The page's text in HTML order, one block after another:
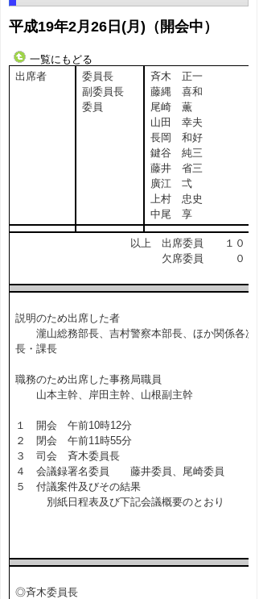
平成19年2月26日(月)（開会中）
一覧にもどる
出席者
委員長
副委員長
委員
斉木 正一
藤縄 喜和
尾崎 薫
山田 幸夫
長岡 和好
鍵谷 純三
藤井 省三
廣江 弌
上村 忠史
中尾 享
以上 出席委員 １０ 名
欠席委員 ０ 名
説明のため出席した者
瀧山総務部長、吉村警察本部長、ほか関係各次
長・課長
職務のため出席した事務局職員
山本主幹、岸田主幹、山根副主幹
１ 開会 午前10時12分
２ 閉会 午前11時55分
３ 司会 斉木委員長
４ 会議録署名委員 藤井委員、尾崎委員
５ 付議案件及びその結果
別紙日程表及び下記会議概要のとおり
◎斉木委員長